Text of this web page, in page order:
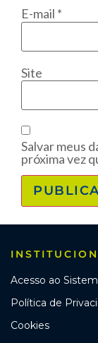
E-mail *
Site
Salvar meus
próxima vez
Acesso ao
Política de
Cookies